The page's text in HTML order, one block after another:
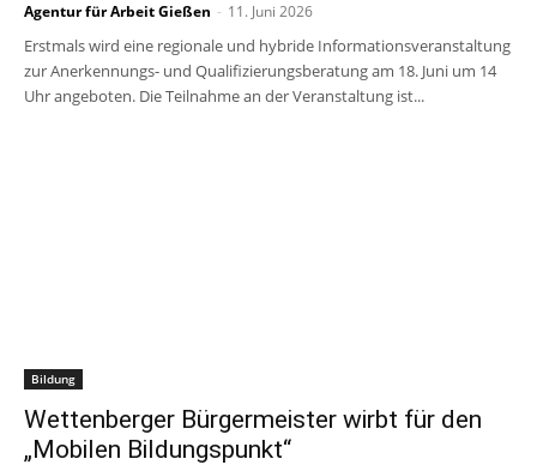
Agentur für Arbeit Gießen - 11. Juni 2026
Erstmals wird eine regionale und hybride Informationsveranstaltung
zur Anerkennungs- und Qualifizierungsberatung am 18. Juni um 14
Uhr angeboten. Die Teilnahme an der Veranstaltung ist...
Bildung
Wettenberger Bürgermeister wirbt für den
„Mobilen Bildungspunkt“